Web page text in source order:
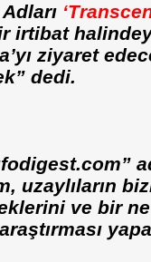
irtibat
ziyaret
dedi.
uzaylıların
ve bir